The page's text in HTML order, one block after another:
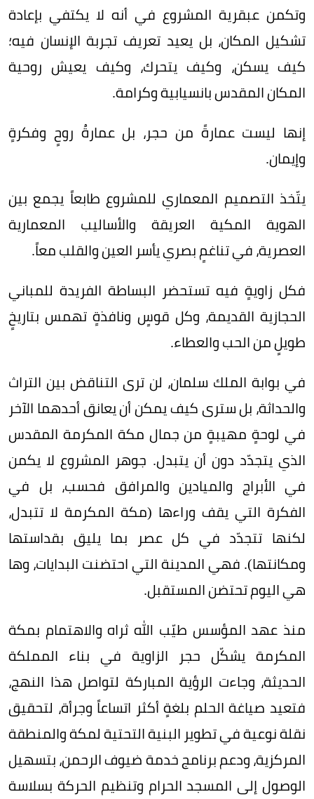
وتكمن عبقرية المشروع في أنه لا يكتفي بإعادة
تشكيل المكان، بل يعيد تعريف تجربة الإنسان فيه؛
كيف يسكن، وكيف يتحرك، وكيف يعيش روحية
المكان المقدس بانسيابية وكرامة.
إنها ليست عمارةً من حجر، بل عمارةُ روحٍ وفكرةٍ
وإيمان.
يتّخذ التصميم المعماري للمشروع طابعاً يجمع بين
الهوية المكية العريقة والأساليب المعمارية
العصرية، في تناغمٍ بصري يأسر العين والقلب معاً.
فكل زاويةٍ فيه تستحضر البساطة الفريدة للمباني
الحجازية القديمة، وكل قوسٍ ونافذةٍ تهمس بتاريخٍ
طويلٍ من الحب والعطاء.
في بوابة الملك سلمان، لن ترى التناقض بين التراث
والحداثة، بل سترى كيف يمكن أن يعانق أحدهما الآخر
في لوحةٍ مهيبةٍ من جمال مكة المكرمة المقدس
الذي يتجدّد دون أن يتبدل. جوهر المشروع لا يكمن
في الأبراج والميادين والمرافق فحسب، بل في
الفكرة التي يقف وراءها (مكة المكرمة لا تتبدل،
لكنها تتجدّد في كل عصر بما يليق بقداستها
ومكانتها). فهي المدينة التي احتضنت البدايات، وها
هي اليوم تحتضن المستقبل.
منذ عهد المؤسس طيّب الله ثراه والاهتمام بمكة
المكرمة يشكّل حجر الزاوية في بناء المملكة
الحديثة، وجاءت الرؤية المباركة لتواصل هذا النهج،
فتعيد صياغة الحلم بلغةٍ أكثر اتساعاً وجرأة، لتحقيق
نقلة نوعية في تطوير البنية التحتية لمكة والمنطقة
المركزية، ودعم برنامج خدمة ضيوف الرحمن، بتسهيل
الوصول إلى المسجد الحرام وتنظيم الحركة بسلاسة